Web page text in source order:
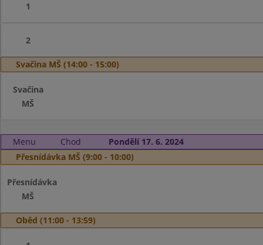
1
2
Svačina MŠ (14:00 - 15:00)
Svačina
MŠ
Menu Chod
Pondělí 17. 6. 2024
Přesnídávka MŠ (9:00 - 10:00)
Přesnídávka
MŠ
Oběd (11:00 - 13:59)